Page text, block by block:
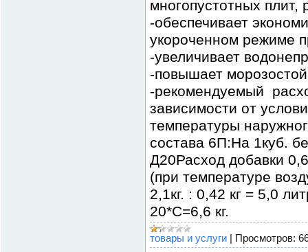
многопустотных плит,
-обеспечивает
укороченном режиме
-увеличивает
-повышает
-рекомендуемый
зависимости от
температуры
состава 6П:На 1куб.
Д20Расход добавки
(при температуре
2,1кг. : 0,42 кг = 5,0
20*С=6,6 кг.
товары и услуги Просмотров: